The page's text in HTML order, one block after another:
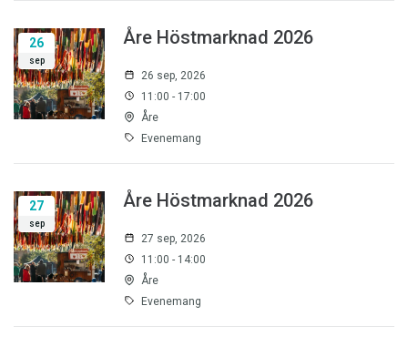
26
sep
Åre Höstmarknad 2026
26 sep, 2026
11:00 - 17:00
Åre
Evenemang
27
sep
Åre Höstmarknad 2026
27 sep, 2026
11:00 - 14:00
Åre
Evenemang